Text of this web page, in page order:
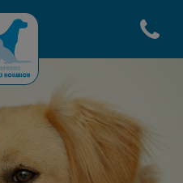
Homepage Tierarztpraxis
Open